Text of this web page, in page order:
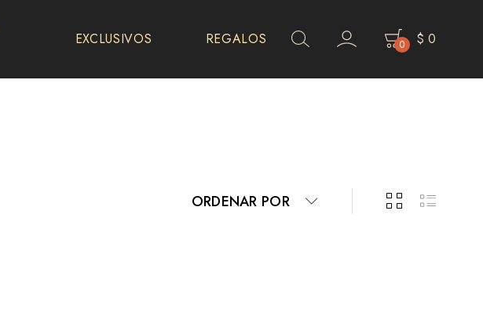
EXCLUSIVOS REGALOS 0 $ 0
ORDENAR POR